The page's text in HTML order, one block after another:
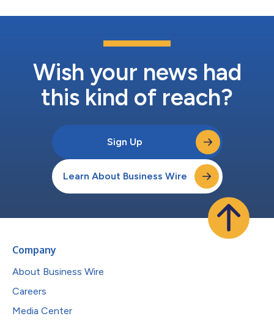
向上に加え、ビジネスの全体的効率の改善に役立ちます。 マウ
ワスは、「ISO認証取得は、一企業として、また当社得意先に対
するサプライヤーとしての当社の品質管理体制を強化するもので
新的な試料採取技術を途切れなく供給することで、多くの
COVID-19...
Wish your news had
this kind of reach?
Sign Up
Learn About Business Wire
Company
About Business Wire
Careers
Media Center